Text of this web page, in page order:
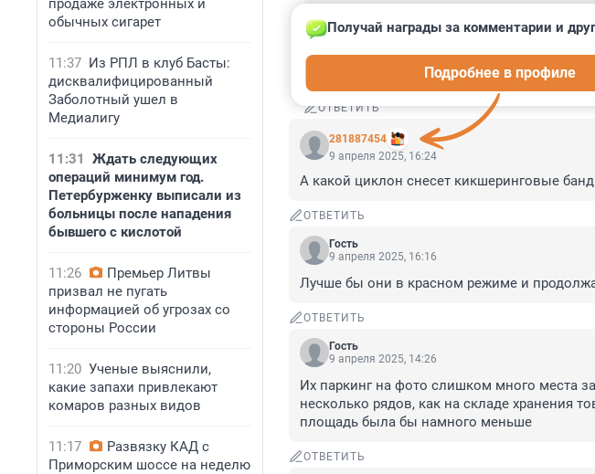
продаже электронных и
обычных сигарет
11:37 Из РПЛ в клуб Басты:
дисквалифицированный
Заболотный ушел в
Медиалигу
11:31
Ждать следующих
операций минимум год.
Петербурженку выписали из
больницы после нападения
бывшего с кислотой
11:26
Премьер Литвы
призвал не пугать
информацией об угрозах со
стороны России
11:20 Ученые выяснили,
какие запахи привлекают
комаров разных видов
11:17
Развязку КАД с
Приморским шоссе на неделю
10 апреля 2025, 16:43
Самокаты это ге транспорт0,5 проуента
населения города. И то часть из них
ОТВЕТИТЬ
281887454
Получай награды за комментарии и
Подробнее в профиле
9 апреля 2025, 16:24
А какой циклон снесет кикшеринговые
ОТВЕТИТЬ
Гость
9 апреля 2025, 16:16
Лучше бы они в красном режиме и
ОТВЕТИТЬ
Гость
9 апреля 2025, 14:26
Их паркинг на фото слишком много места
несколько рядов, как на складе хранения
площадь была бы намного меньше
ОТВЕТИТЬ